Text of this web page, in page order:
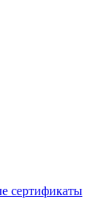
сертификаты